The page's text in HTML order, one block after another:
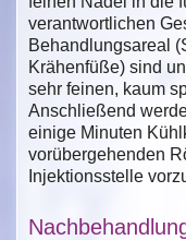
verantwortlichen
Behandlungsareal
Krähenfüße) sind
sehr feinen, kaum
Anschließend
einige Minuten
vorübergehenden
Injektionsstelle